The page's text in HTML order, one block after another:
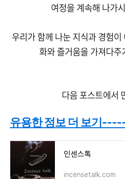
여정을 계속해 나가
우리가 함께 나눈 지식과 경험
화와 즐거움을 가져다
다음 포스트에서
유용한 정보 더 보기
인센스톡
incensetalk.com